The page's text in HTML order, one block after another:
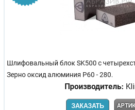
Шлифовальный блок SK500 с
Зерно оксид алюминия Р60 - 280.
Производитель:
ЗАКАЗАТЬ